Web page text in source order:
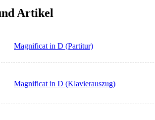
Artikel
Magnificat in D (Partitur)
Magnificat in D (Klavierauszug)